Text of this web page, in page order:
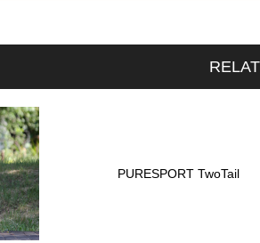
PURESPORT TwoTail